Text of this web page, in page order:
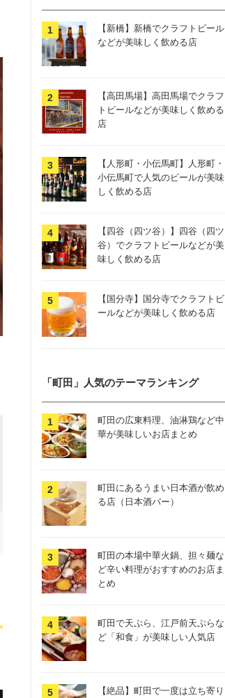
【新橋】新橋でクラフトビール
などが美味しく飲める店
【高田馬場】高田馬場でクラフ
トビールなどが美味しく飲める
店
【人形町・小伝馬町】人形町・
小伝馬町で人気のビールが美味
しく飲める店
【四谷（四ツ谷）】四谷（四ツ
谷）でクラフトビールなどが美
味しく飲める店
【国分寺】国分寺でクラフトビ
ールなどが美味しく飲める店
「町田」人気のテーマランキング
町田の広東料理、油淋鶏など中
華が美味しいお店まとめ
町田にあるうまい日本酒が飲め
る店（日本酒バー）
町田の本場中華火鍋、担々麺な
ど辛い料理がおすすめのお店ま
とめ
町田で天ぷら、江戸前天ぷらな
ど「和食」が美味しい人気店
【絶品】町田で一度は立ち寄り